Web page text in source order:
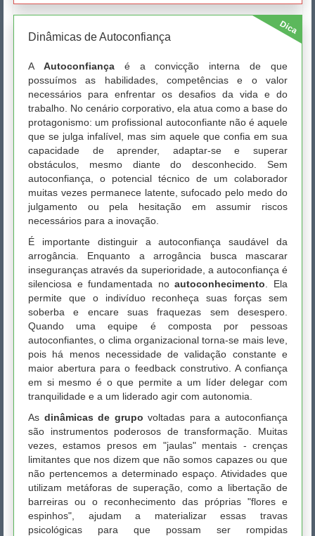
Dica
Dinâmicas de Autoconfiança
A Autoconfiançaé a convicção interna de que
possuímos as habilidades, competências e o valor
necessários para enfrentar os desafios da vida e do
trabalho. No cenário corporativo, ela atua como a base do
protagonismo: um profissional autoconfiante não é aquele
que se julga infalível, mas sim aquele que confia em sua
capacidade de aprender, adaptar-se e superar
obstáculos, mesmo diante do desconhecido. Sem
autoconfiança, o potencial técnico de um colaborador
muitas vezes permanece latente, sufocado pelo medo do
julgamento ou pela hesitação em assumir riscos
necessários para a inovação.
É importante distinguir a autoconfiança saudável da
arrogância. Enquanto a arrogância busca mascarar
inseguranças através da superioridade, a autoconfiança é
silenciosa e fundamentada noautoconhecimento . Ela
permite que o indivíduo reconheça suas forças sem
soberba e encare suas fraquezas sem desespero.
Quando uma equipe é composta por pessoas
autoconfiantes, o clima organizacional torna-se mais leve,
pois há menos necessidade de validação constante e
maior abertura para o feedback construtivo. A confiança
em si mesmo é o que permite a um líder delegar com
tranquilidade e a um liderado agir com autonomia.
As dinâmicas de grupo voltadas para a autoconfiança
são instrumentos poderosos de transformação. Muitas
vezes, estamos presos em "jaulas" mentais - crenças
limitantes que nos dizem que não somos capazes ou que
não pertencemos a determinado espaço. Atividades que
utilizam metáforas de superação, como a libertação de
barreiras ou o reconhecimento das próprias "flores e
espinhos", ajudam a materializar essas travas
psicológicas para que possam ser rompidas